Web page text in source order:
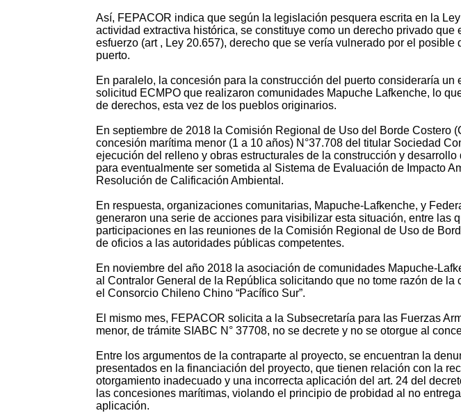
Así, FEPACOR indica que según la legislación pesquera escrita en la
actividad extractiva histórica, se constituye como un derecho privado
esfuerzo (art , Ley 20.657), derecho que se vería vulnerado por el posible
puerto.
En paralelo, la concesión para la construcción del puerto consideraría un
solicitud ECMPO que realizaron comunidades Mapuche Lafkenche, lo
de derechos, esta vez de los pueblos originarios.
En septiembre de 2018 la Comisión Regional de Uso del Borde Costero
concesión marítima menor (1 a 10 años) N°37.708 del titular Sociedad
ejecución del relleno y obras estructurales de la construcción y desarrollo
para eventualmente ser sometida al Sistema de Evaluación de Impacto
Resolución de Calificación Ambiental.
En respuesta, organizaciones comunitarias, Mapuche-Lafkenche, y
generaron una serie de acciones para visibilizar esta situación, entre las
participaciones en las reuniones de la Comisión Regional de Uso de
de oficios a las autoridades públicas competentes.
En noviembre del año 2018 la asociación de comunidades Mapuche-
al Contralor General de la República solicitando que no tome razón de la
el Consorcio Chileno Chino “Pacífico Sur”.
El mismo mes, FEPACOR solicita a la Subsecretaría para las Fuerzas
menor, de trámite SIABC N° 37708, no se decrete y no se otorgue al
Entre los argumentos de la contraparte al proyecto, se encuentran la
presentados en la financiación del proyecto, que tienen relación con la
otorgamiento inadecuado y una incorrecta aplicación del art. 24 del
las concesiones marítimas, violando el principio de probidad al no
aplicación.